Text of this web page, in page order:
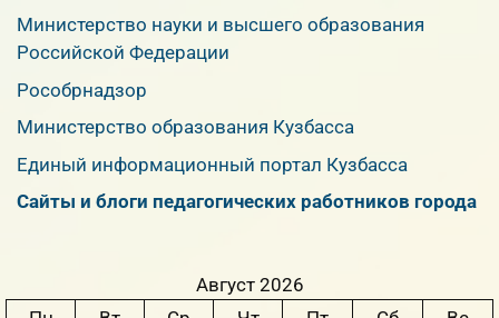
Министерство науки и высшего образования
Российской Федерации
Рособрнадзор
Министерство образования Кузбасса
Единый информационный портал Кузбасса
Сайты и блоги педагогических работников города
Август 2026